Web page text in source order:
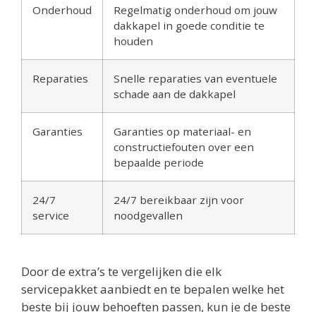
Onderhoud
Regelmatig onderhoud om jouw
dakkapel in goede conditie te
houden
Reparaties
Snelle reparaties van eventuele
schade aan de dakkapel
Garanties
Garanties op materiaal- en
constructiefouten over een
bepaalde periode
24/7
service
24/7 bereikbaar zijn voor
noodgevallen
Door de extra’s te vergelijken die elk
servicepakket aanbiedt en te bepalen welke het
beste bij jouw behoeften passen, kun je de beste